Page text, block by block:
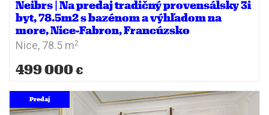
Neibrs | Na predaj tradičný provensálsky 3i
byt, 78.5m2 s bazénom a výhľadom na
more, Nice-Fabron, Francúzsko
Nice, 78.5 m2
499 000 €
Predaj